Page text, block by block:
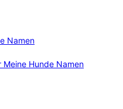
Namen
Meine Hunde Namen